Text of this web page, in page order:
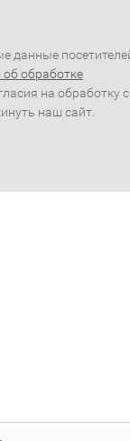
данные
обработке
на обработку
наш сайт.